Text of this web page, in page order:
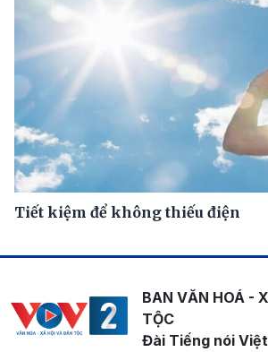
Tiết kiệm để không thiếu điện
BAN VĂN HOÁ -
TỘC
Đài Tiếng nói